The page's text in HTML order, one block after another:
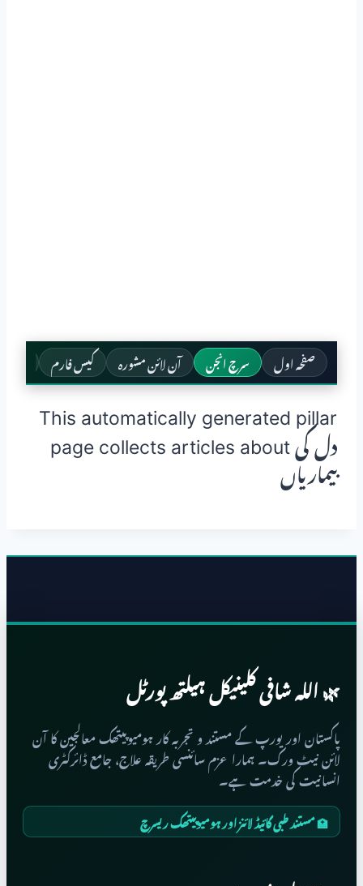
صفحہ اول سرچ انجن آن لائن مشورہ کیس فارم
This automatically generated pillar
page collects articles about دل کی
بیماریاں
🌿 اللہ شافی کلینیکل ہیلتھ پورٹل
پاکستان اور یورپ کے مستند و تجربہ کار ہومیوپیتھک معالجین کا آن
لائن نیٹ ورک۔ ہمارا عزم سائنسی طریقہ علاج، جامع ڈائرکٹری
انسانیت کی خدمت ہے۔
🏥 مستند طبی گائیڈ لائنز اور ہومیوپیتھک ریسرچ